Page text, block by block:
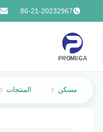
86-21-20232967
مسكن المنتجات